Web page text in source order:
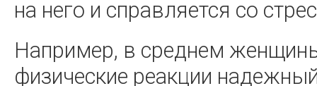
на него и справляется со
Например, в среднем
физические реакции